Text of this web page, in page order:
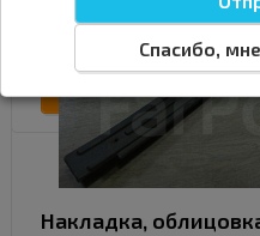
Накладка,
Спасибо,